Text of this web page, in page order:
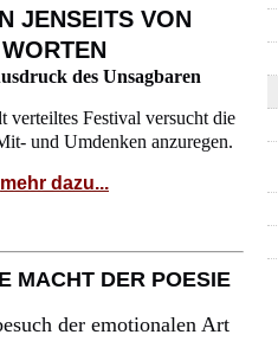
JENSEITS VON
WORTEN
des Unsagbaren
verteiltes Festival versucht die
und Umdenken anzuregen.
mehr dazu...
MACHT DER POESIE
der emotionalen Art